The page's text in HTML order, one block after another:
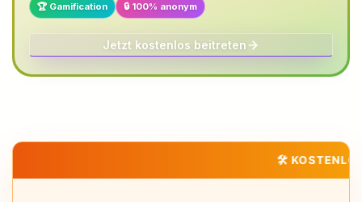
🏆 Gamification 🔒 100% anonym
Jetzt kostenlos beitreten
🛠️ KOSTENLOSE